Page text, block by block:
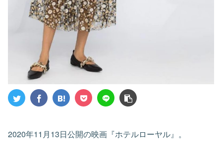
2020年11月13日公開の映画『ホテルローヤル』。